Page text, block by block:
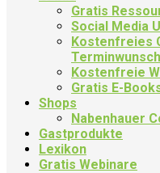
Gratis
Social Media
Kostenfreies
Terminwunsch
Kostenfreie
Gratis E-
Shops
Nabenhauer
Gastprodukte
Lexikon
Gratis Webinare